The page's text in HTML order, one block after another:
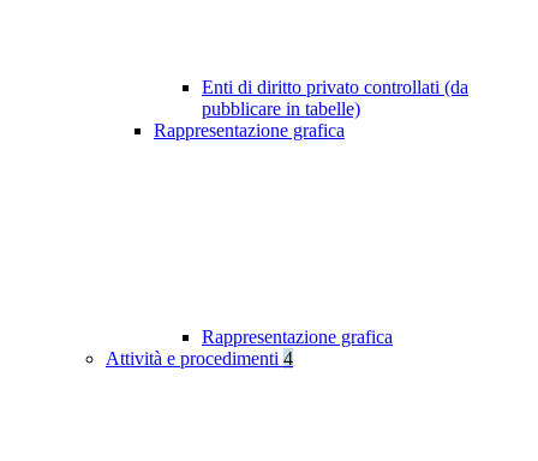
Enti di diritto privato controllati (da
pubblicare in tabelle)
Rappresentazione grafica
Rappresentazione grafica
Attività e procedimenti 4